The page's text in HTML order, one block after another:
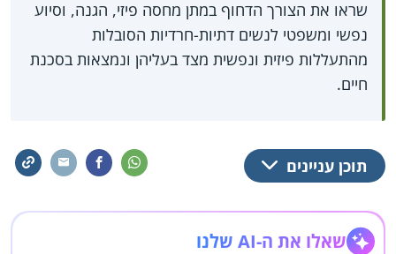
שראו את הצורך הדחוף במתן מחסה פיזי, הגנה, וסיוע
נפשי ומשפטי לנשים דתיות-חרדיות הסובלות
מהתעללות פיזית ונפשית מצד בעליהן ונמצאות בסכנת
חיים.
תוכן עניינים
שאלו את ה-AI שלנו